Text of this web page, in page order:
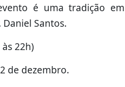
é uma tradição em
Santos.
22h)
de dezembro.